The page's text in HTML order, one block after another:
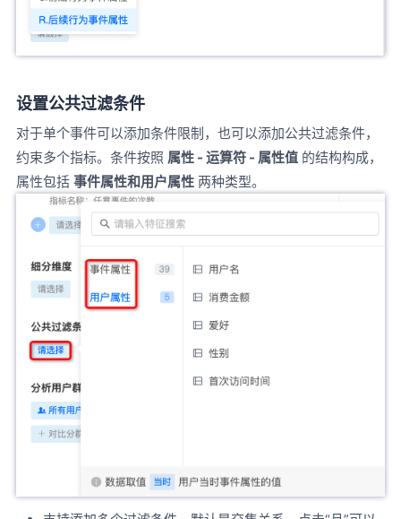
设置公共过滤条件
对于单个事件可以添加条件限制，也可以添加公共过滤条件，
约束多个指标。条件按照 属性 - 运算符 - 属性值 的结构构成，
属性包括 事件属性和用户属性 两种类型。